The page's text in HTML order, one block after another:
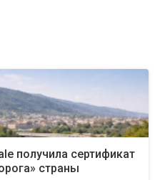
получила сертификат
страны